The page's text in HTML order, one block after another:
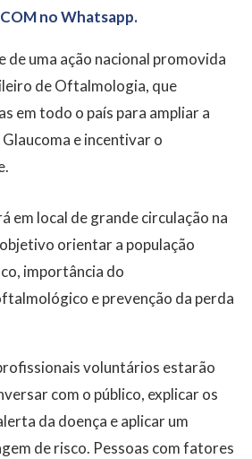
no Whatsapp.
de uma ação nacional promovida
de Oftalmologia, que
em todo o país para ampliar a
e incentivar o
em local de grande circulação na
orientar a população
importância do
e prevenção da perda
voluntários estarão
com o público, explicar os
da doença e aplicar um
de risco. Pessoas com fatores